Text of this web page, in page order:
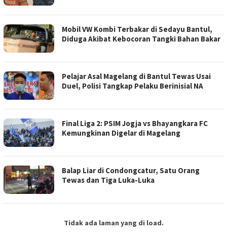
Mobil VW Kombi Terbakar di Sedayu Bantul,
Diduga Akibat Kebocoran Tangki Bahan Bakar
Pelajar Asal Magelang di Bantul Tewas Usai
Duel, Polisi Tangkap Pelaku Berinisial NA
Final Liga 2: PSIM Jogja vs Bhayangkara FC
Kemungkinan Digelar di Magelang
Balap Liar di Condongcatur, Satu Orang
Tewas dan Tiga Luka-Luka
Tidak ada laman yang di load.